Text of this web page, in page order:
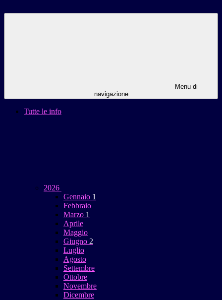
Menu di
navigazione
Tutte le info
2026
Gennaio 1
Febbraio
Marzo 1
Aprile
Maggio
Giugno 2
Luglio
Agosto
Settembre
Ottobre
Novembre
Dicembre